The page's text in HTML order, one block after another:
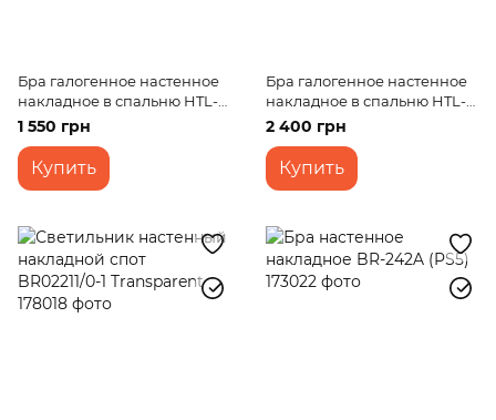
Бра галогенное настенное
накладное в спальню HTL-
92/1
1 550 грн
Купить
Бра галогенное настенное
накладное в спальню HTL-
93/2
2 400 грн
Купить